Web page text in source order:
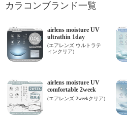
カラコンブランド一覧